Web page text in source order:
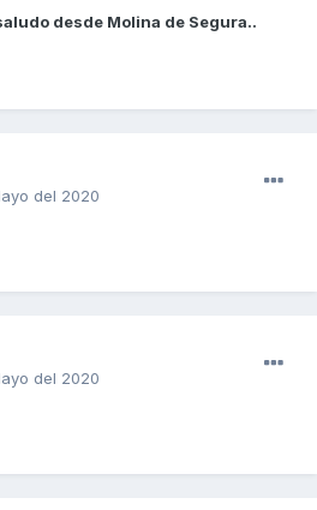
desde Molina de Segura..
del 2020
del 2020